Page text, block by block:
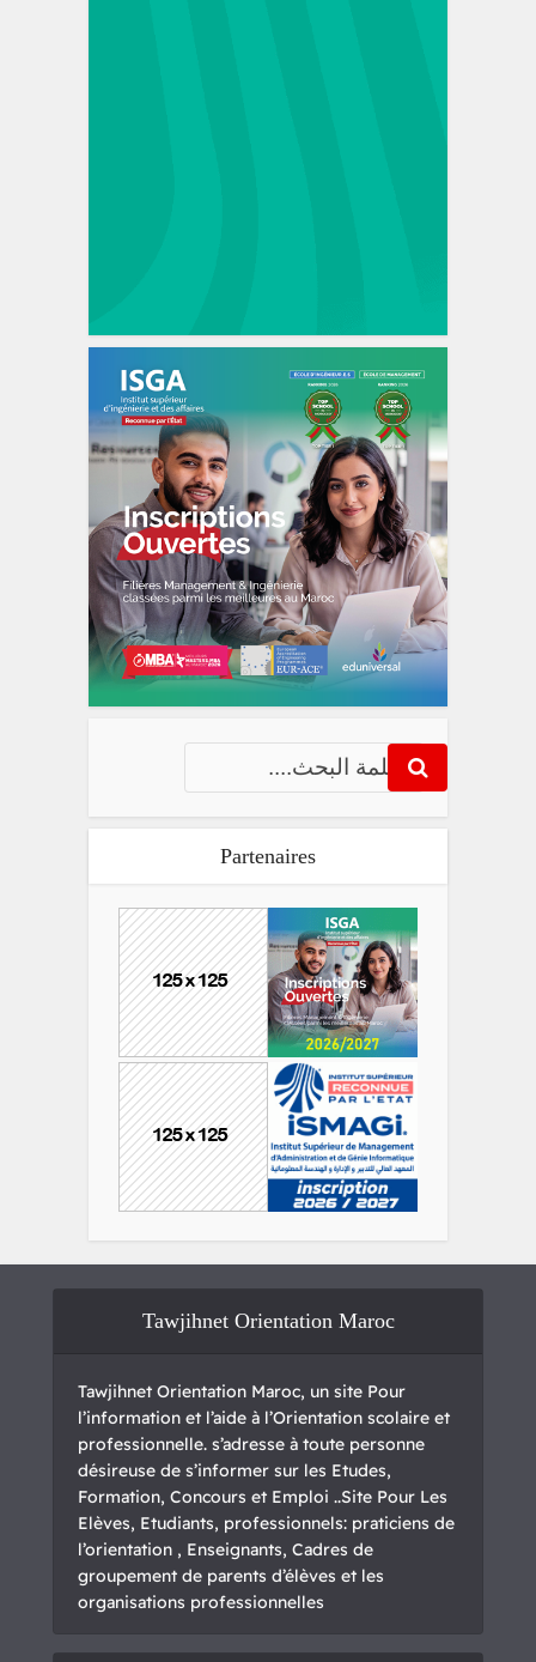
Partenaires
Tawjihnet Orientation Maroc
Tawjihnet Orientation Maroc, un site Pour
l’information et l’aide à l’Orientation scolaire et
professionnelle. s’adresse à toute personne
désireuse de s’informer sur les Etudes,
Formation, Concours et Emploi ..Site Pour Les
Elèves, Etudiants, professionnels: praticiens de
l’orientation , Enseignants, Cadres de
groupement de parents d’élèves et les
organisations professionnelles